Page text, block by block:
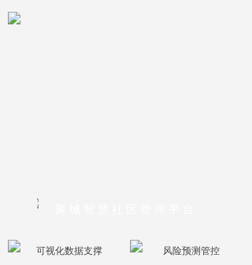
风险预测管控
可视化数据支撑